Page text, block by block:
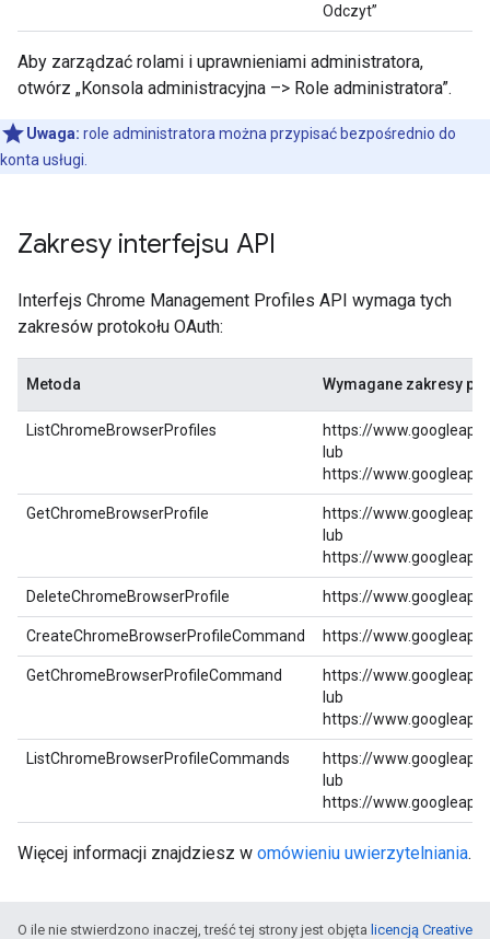
Odczyt”
Aby zarządzać rolami i uprawnieniami administratora,
otwórz „Konsola administracyjna –> Role administratora”.
Uwaga: role administratora można przypisać bezpośrednio do
konta usługi.
Zakresy interfejsu API
Interfejs Chrome Management Profiles API wymaga tych
zakresów protokołu OAuth:
Metoda Wymagane zakresy
ListChromeBrowserProfiles
https://
lub
https://
GetChromeBrowserProfile
https://
lub
https://
DeleteChromeBrowserProfile https://
CreateChromeBrowserProfileCommand https://
GetChromeBrowserProfileCommand
https://
lub
https://
ListChromeBrowserProfileCommands
https://
lub
https://
Więcej informacji znajdziesz w omówieniu uwierzytelniania.
O ile nie stwierdzono inaczej, treść tej strony jest objęta licencją Creative